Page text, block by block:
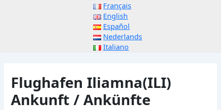
Français
English
Español
Nederlands
Italiano
Flughafen Iliamna(ILI)
Ankunft / Ankünfte